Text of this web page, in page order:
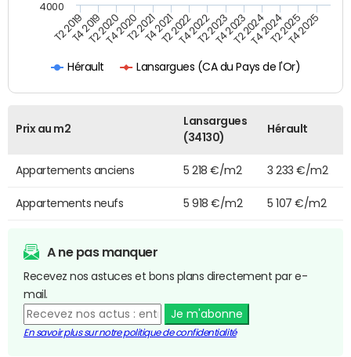
Hérault Lansargues (CA du Pays de l'Or)
T2 2019T4 2019T2 2020T4 2020T2 2021T4 2021T2 2022T4 2022T2 2023T4 2023T2 2024T4 2024T2 2025T4 2025
4000
Prix au m2
Lansargues
(34130)
Hérault
Appartements anciens 5 218 €/m2 3 233 €/m2
Appartements neufs 5 918 €/m2 5 107 €/m2
A ne pas manquer
Recevez nos astuces et bons plans directement par e-
mail.
Je m'abonne
En savoir plus sur notre politique de confidentialité